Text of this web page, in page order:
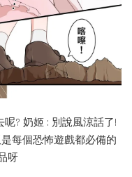
? 奶姬 : 別說風涼話了!
每個恐怖遊戲都必備的
呀